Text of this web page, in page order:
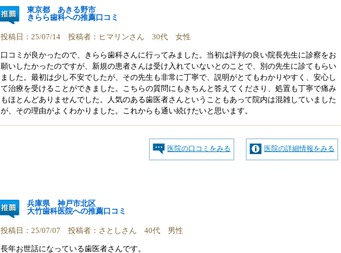
東京都 あきる野市
きらら歯科への推薦口コミ
投稿日：25/07/14 投稿者：ヒマリンさん 30代 女性
口コミが良かったので、きらら歯科さんに行ってみました。当初は評判の良い院長先生に診察をお
願いしたかったのですが、新規の患者さんは受け入れていないとのことで、別の先生に診てもらい
ました。最初は少し不安でしたが、その先生も非常に丁寧で、説明がとてもわかりやすく、安心し
て治療を受けることができました。こちらの質問にもきちんと答えてくださり、処置も丁寧で痛み
もほとんどありませんでした。人気のある歯医者さんということもあって院内は混雑していました
が、その理由がよくわかりました。これからも通い続けたいと思います。
医院の詳細情報をみる
医院の口コミをみる
兵庫県 神戸市北区
大竹歯科医院への推薦口コミ
投稿日：25/07/07 投稿者：さとしさん 40代 男性
長年お世話になっている歯医者さんです。